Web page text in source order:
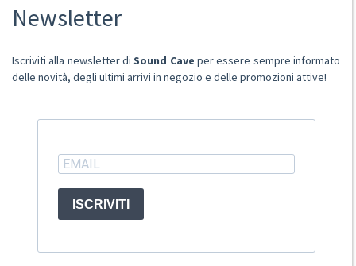
Punto Vendita
Spese postali
Domande Comuni
Ritiro merce in sede
ACCOUNT
Newsletter
Iscriviti alla newsletter diSound Cave per essere sempre informato
delle novità, degli ultimi arrivi in negozio e delle promozioni attive!
ISCRIVITI